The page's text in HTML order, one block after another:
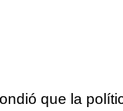
que la